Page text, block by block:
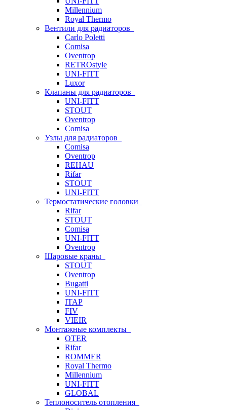
Millennium
Royal Thermo
Вентили для радиаторов
Carlo Poletti
Comisa
Oventrop
RETROstyle
UNI-FITT
Luxor
Клапаны для радиаторов
UNI-FITT
STOUT
Oventrop
Comisa
Узлы для радиаторов
Comisa
Oventrop
REHAU
Rifar
STOUT
UNI-FITT
Термостатические головки
Rifar
STOUT
Comisa
UNI-FITT
Oventrop
Шаровые краны
STOUT
Oventrop
Bugatti
UNI-FITT
ITAP
FIV
VIEIR
Монтажные комплекты
OTER
Rifar
ROMMER
Royal Thermo
Millennium
UNI-FITT
GLOBAL
Теплоноситель отопления